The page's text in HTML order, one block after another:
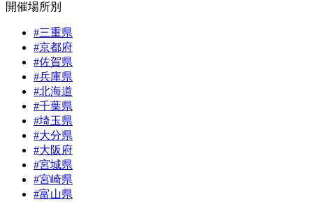
開催場所別
#三重県
#京都府
#佐賀県
#兵庫県
#北海道
#千葉県
#埼玉県
#大分県
#大阪府
#宮城県
#宮崎県
#富山県